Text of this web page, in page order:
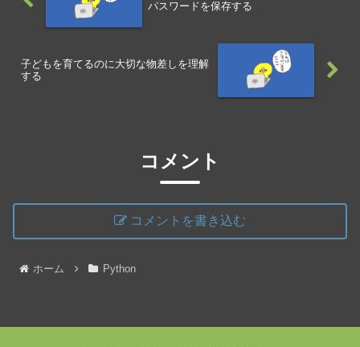
パスワードを保存する
子どもを育てるのに大切な物差しを理解
する
コメント
コメントを書き込む
ホーム Python